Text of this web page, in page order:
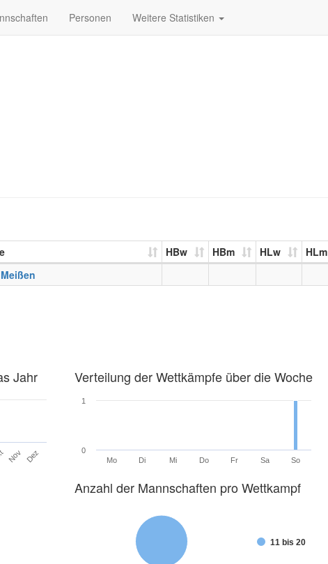
Personen Weitere Statistiken
HBw HBm HLw HLm
Jahr
Nov Dez
Verteilung der Wettkämpfe über die Woche
Mo Di Mi Do Fr Sa So
0
1
Anzahl der Mannschaften pro Wettkampf
11 bis 20